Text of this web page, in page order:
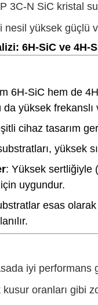
3C-N SiC kristal
nesil yüksek güçlü
6H-SiC ve 4H-
6H-SiC hem de
yüksek
cihaz tasarım
yüksek
: Yüksek sertliğiyle
uygundur.
esas
iyi performans
oranları gibi